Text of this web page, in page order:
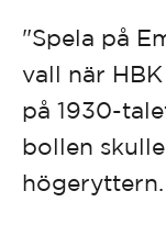
"Spela på
vall när
på 1930-
bollen
högeryttern.